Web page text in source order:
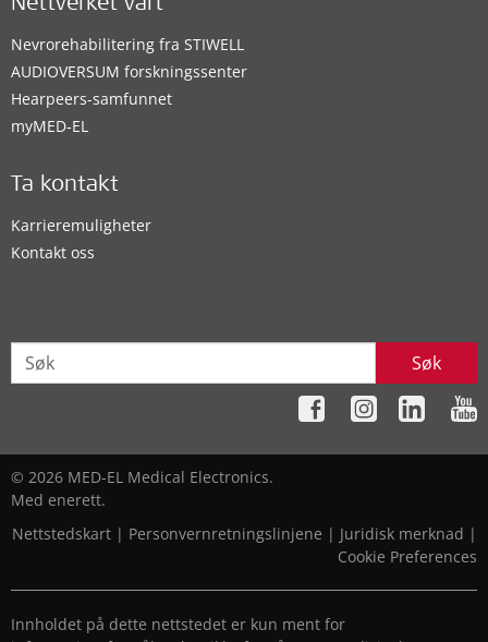
Nettverket vårt
Nevrorehabilitering fra STIWELL
AUDIOVERSUM forskningssenter
Hearpeers-samfunnet
myMED‑EL
Ta kontakt
Karrieremuligheter
Kontakt oss
Søk
© 2026 MED-EL Medical Electronics.
Med enerett.
Nettstedskart | Personvernretningslinjene | Juridisk merknad |
Cookie Preferences
Innholdet på dette nettstedet er kun ment for